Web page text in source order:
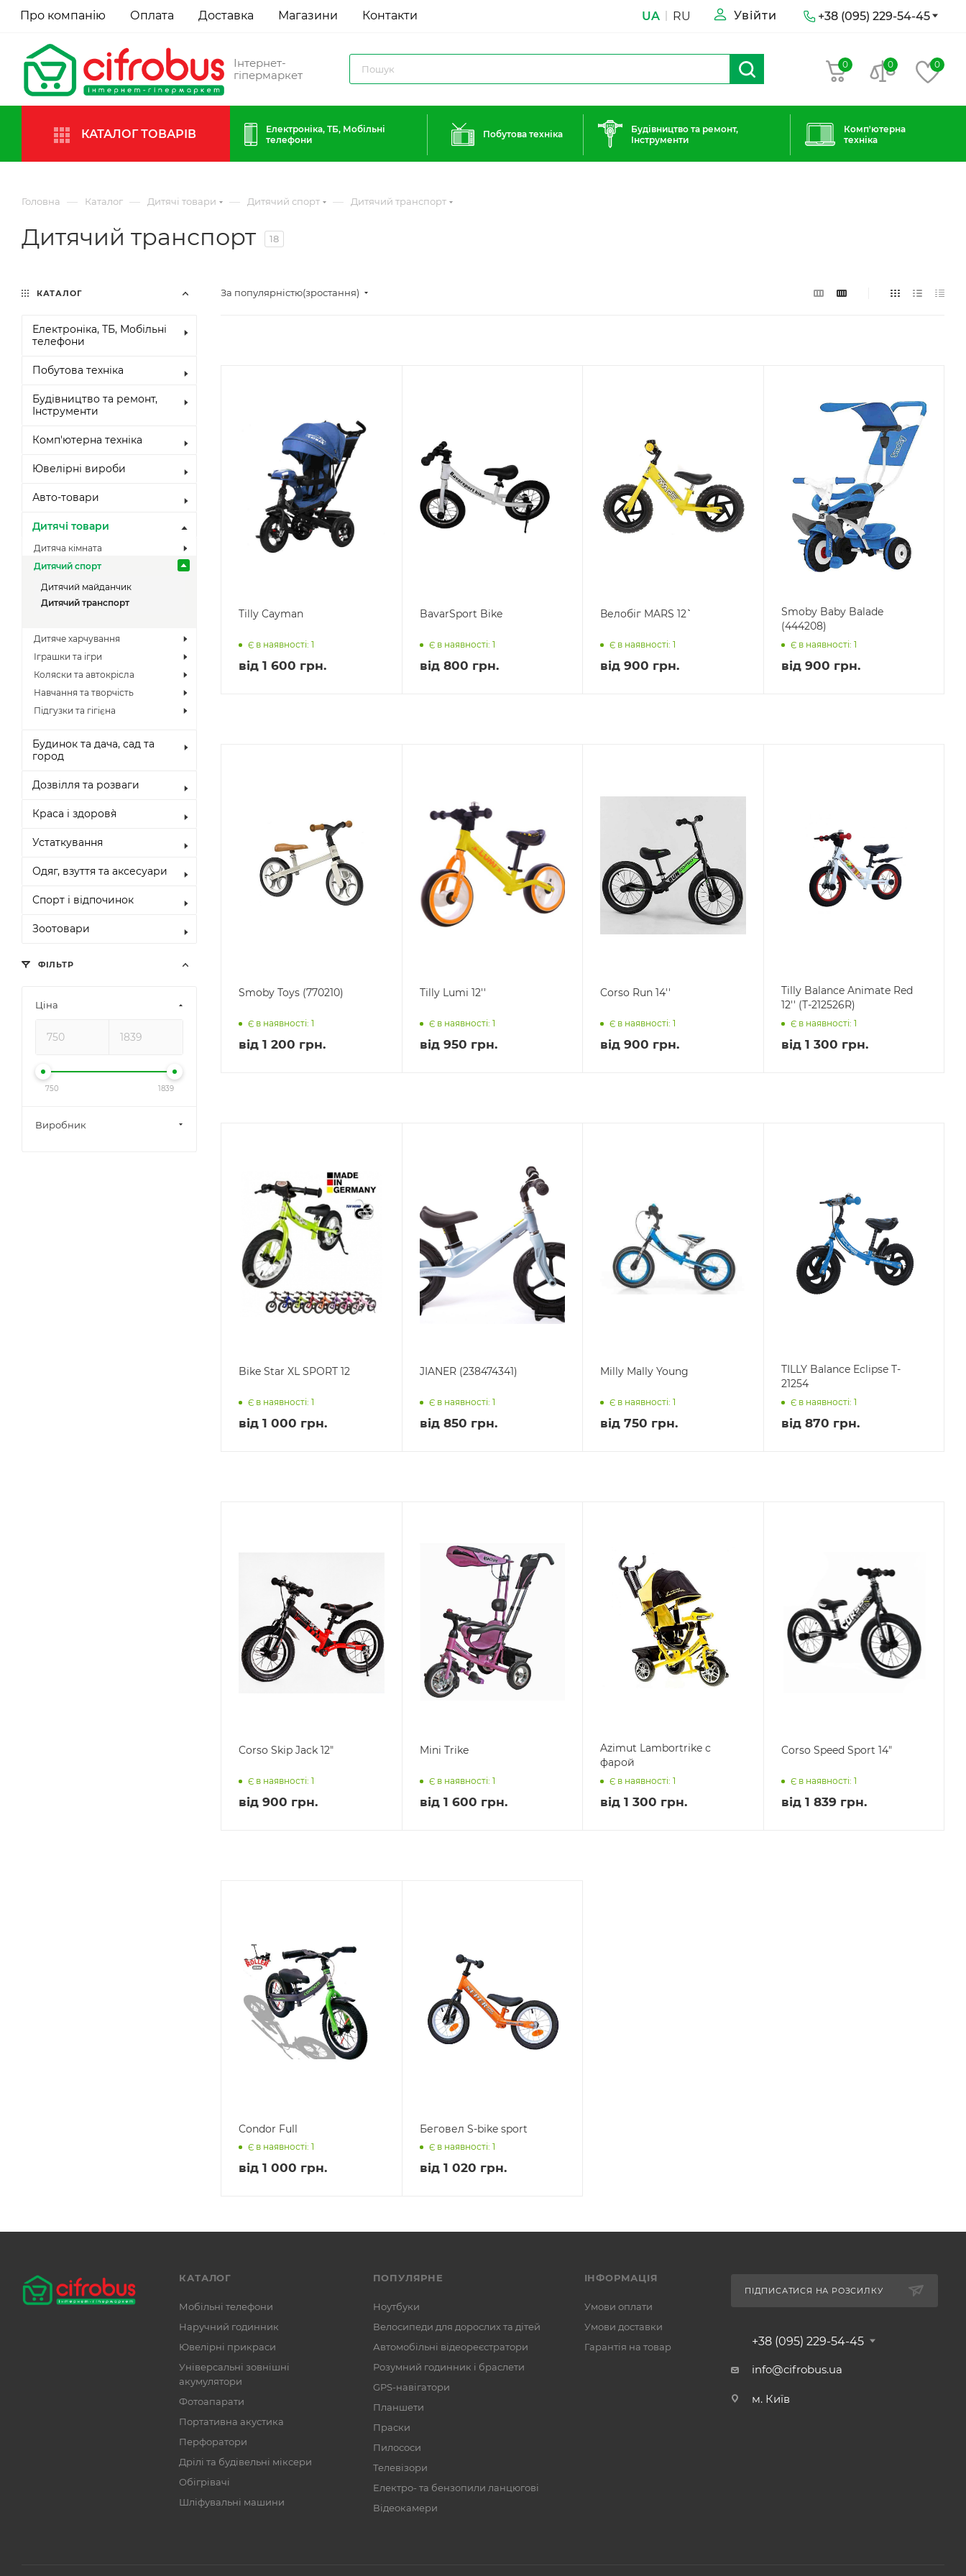
Про компанію Оплата Доставка Магазини Контакти UA RU Увійти +38 (095) 229-54-45
Інтернет-
гіпермаркет
0 0
0
Електроніка, ТБ, Мобільні
телефони
Побутова техніка
Будівництво та ремонт,
Інструменти
Комп'ютерна
техніка
КАТАЛОГ ТОВАРІВ
Головна — Каталог — Дитячі товари — Дитячий спорт — Дитячий транспорт
Дитячий транспорт 18
За популярністю(зростання)
Tilly Cayman
Є в наявності: 1
від 1 600 грн.
BavarSport Bike
Є в наявності: 1
від 800 грн.
Велобіг MARS 12``
Є в наявності: 1
від 900 грн.
Smoby Baby Balade
(444208)
Є в наявності: 1
від 900 грн.
Smoby Toys (770210)
Є в наявності: 1
від 1 200 грн.
Tilly Lumi 12''
Є в наявності: 1
від 950 грн.
Corso Run 14''
Є в наявності: 1
від 900 грн.
Tilly Balance Animate Red
12'' (T-212526R)
Є в наявності: 1
від 1 300 грн.
Bike Star XL SPORT 12
Є в наявності: 1
від 1 000 грн.
JIANER (238474341)
Є в наявності: 1
від 850 грн.
Milly Mally Young
Є в наявності: 1
від 750 грн.
TILLY Balance Eclipse T-
21254
Є в наявності: 1
від 870 грн.
Corso Skip Jack 12"
Є в наявності: 1
від 900 грн.
Mini Trike
Є в наявності: 1
від 1 600 грн.
Azimut Lambortrike с
фарой
Є в наявності: 1
від 1 300 грн.
Corso Speed Sport 14"
Є в наявності: 1
від 1 839 грн.
Condor Full
Є в наявності: 1
від 1 000 грн.
Беговел S-bike sport
Є в наявності: 1
від 1 020 грн.
КАТАЛОГ
Електроніка, ТБ, Мобільні
телефони
Побутова техніка
Будівництво та ремонт,
Інструменти
Комп'ютерна техніка
Ювелірні вироби
Авто-товари
Дитячі товари
Дитяча кімната
Дитячий спорт
Дитячий майданчик
Дитячий транспорт
Дитяче харчування
Іграшки та ігри
Коляски та автокрісла
Навчання та творчість
Підгузки та гігієна
Будинок та дача, сад та
город
Дозвілля та розваги
Краса і здоров`я
Устаткування
Одяг, взуття та аксесуари
Спорт і відпочинок
Зоотовари
ФІЛЬТР
Ціна
750 1839
Виробник
КАТАЛОГ
Мобільні телефони
Наручний годинник
Ювелірні прикраси
Універсальні зовнішні
акумулятори
Фотоапарати
Портативна акустика
Перфоратори
Дрілі та будівельні міксери
Обігрівачі
Шліфувальні машини
ПОПУЛЯРНЕ
Ноутбуки
Велосипеди для дорослих та дітей
Автомобільні відеореєстратори
Розумний годинник і браслети
GPS-навігатори
Планшети
Праски
Пилососи
Телевізори
Електро- та бензопили ланцюгові
Відеокамери
ІНФОРМАЦІЯ
Умови оплати
Умови доставки
Гарантія на товар
ПІДПИСАТИСЯ НА РОЗСИЛКУ
+38 (095) 229-54-45
info@cifrobus.ua
м. Київ